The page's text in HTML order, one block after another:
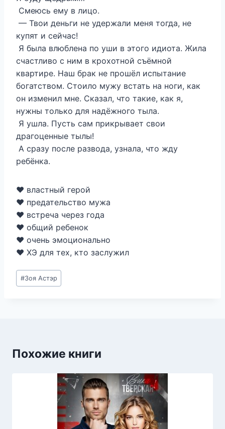
Смеюсь ему в лицо.
— Твои деньги не удержали меня тогда, не
купят и сейчас!
Я была влюблена по уши в этого идиота. Жила
счастливо с ним в крохотной съёмной
квартире. Наш брак не прошёл испытание
богатством. Стоило мужу встать на ноги, как
он изменил мне. Сказал, что такие, как я,
нужны только для надёжного тыла.
Я ушла. Пусть сам прикрывает свои
драгоценные тылы!
А сразу после развода, узнала, что жду
ребёнка.
❤️ властный герой
❤️ предательство мужа
❤️ встреча через года
❤️ общий ребенок
❤️ очень эмоционально
❤️ ХЭ для тех, кто заслужил
Метки
записи:
#Зоя Астэр
Похожие книги